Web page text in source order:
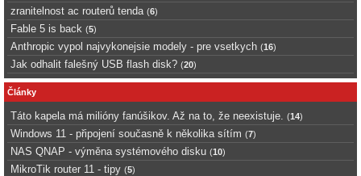
zranitelnost ac routerů tenda (6)
Fable 5 is back (5)
Anthropic vypol najvykonejsie modely - pre vsetkych (16)
Jak odhalit falešný USB flash disk? (20)
Články
Táto kapela má milióny fanúšikov. Až na to, že neexistuje. (14)
Windows 11 - připojení současně k několika sítím (7)
NAS QNAP - výměna systémového disku (10)
MikroTik router 11 - tipy (5)